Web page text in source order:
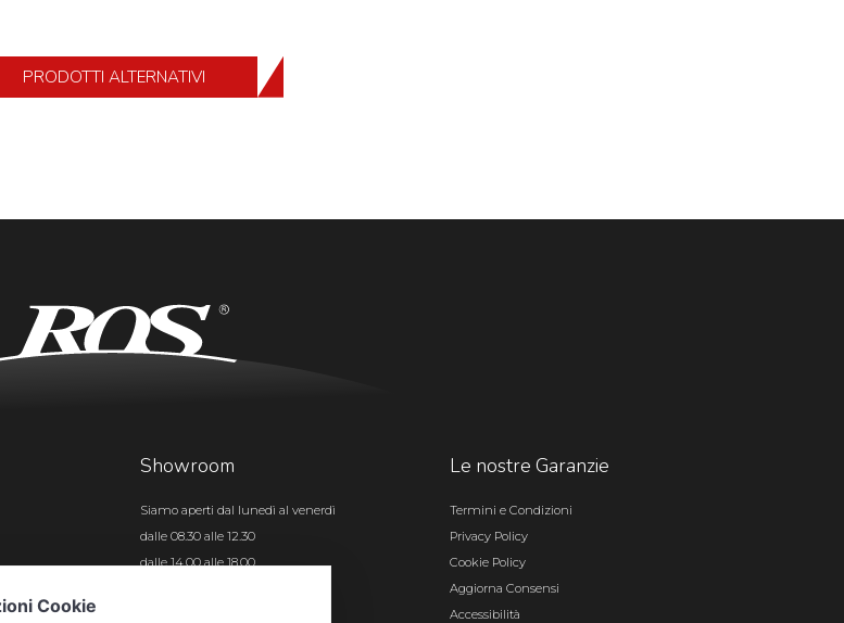
PRODOTTI ALTERNATIVI
Showroom
Siamo aperti dal lunedì al venerdì
dalle 08.30 alle 12.30
dalle 14.00 alle 18.00
Le nostre Garanzie
Termini e Condizioni
Privacy Policy
Cookie Policy
Aggiorna Consensi
Accessibilità